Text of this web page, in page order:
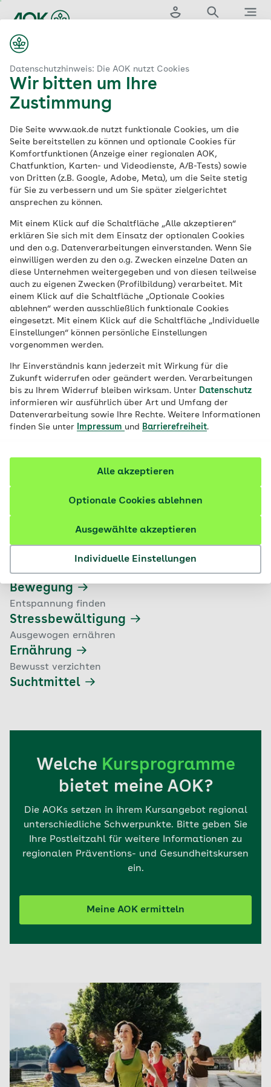
Datenschutzhinweis: Die AOK nutzt Cookies
Wir bitten um Ihre
Zustimmung
Die Seite www.aok.de nutzt funktionale Cookies, um die
Seite bereitstellen zu können und optionale Cookies für
Komfortfunktionen (Anzeige einer regionalen AOK,
Chatfunktion, Karten- und Videodienste, A/B-Tests) sowie
von Dritten (z.B. Google, Adobe, Meta), um die Seite stetig
für Sie zu verbessern und um Sie später zielgerichtet
ansprechen zu können.
Mit einem Klick auf die Schaltfläche „Alle akzeptieren“
erklären Sie sich mit dem Einsatz der optionalen Cookies
und den o.g. Datenverarbeitungen einverstanden. Wenn Sie
einwilligen werden zu den o.g. Zwecken einzelne Daten an
diese Unternehmen weitergegeben und von diesen teilweise
auch zu eigenen Zwecken (Profilbildung) verarbeitet. Mit
einem Klick auf die Schaltfläche „Optionale Cookies
ablehnen“ werden ausschließlich funktionale Cookies
eingesetzt. Mit einem Klick auf die Schaltfläche „Individuelle
Einstellungen“ können persönliche Einstellungen
vorgenommen werden.
Ihr Einverständnis kann jederzeit mit Wirkung für die
Zukunft widerrufen oder geändert werden. Verarbeitungen
bis zu Ihrem Widerruf bleiben wirksam. Unter Datenschutz
informieren wir ausführlich über Art und Umfang der
Datenverarbeitung sowie Ihre Rechte. Weitere Informationen
finden Sie unter
Impressum und Barrierefreiheit.
Individuelle Einstellungen
Ausgewählte akzeptieren
Optionale Cookies ablehnen
Alle akzeptieren
Hauptinhalt
springen
Präventions- und
Gesundheitskurse
Finden Sie passende Kurse
Bitte wählen Sie unter PLZ/Ort einen Vorschlag, damit
wir Ihnen Angebote Ihrer AOK anzeigen können.
Stichwort eingeben
Suchen
Postleitzahl speichern
Mit Setzen des Hakens speichern Sie ihre PLZ
sehen Sie zukünftig direkt relevante Inhalte.
AOK-Gesundheitskurse nach
Aktiv gesund bleiben
Bewegung
Entspannung finden
Stressbewältigung
Ausgewogen ernähren
Ernährung
Bewusst verzichten
Suchtmittel
Welche Kursprogramme
bietet meine AOK?
Die AOKs setzen in ihrem Kursangebot regional
unterschiedliche Schwerpunkte. Bitte geben Sie
Ihre Postleitzahl für weitere Informationen zu
regionalen Präventions- und Gesundheitskursen
ein.
Meine AOK ermitteln